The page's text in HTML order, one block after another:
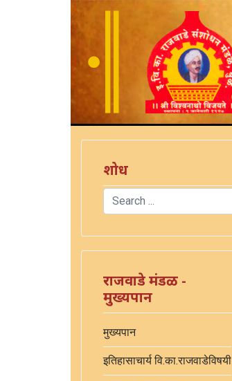
शोध
Search
राजवाडे मंडळ -
मुख्यपान
मुख्यपान
इतिहासाचार्य वि.का.राजवाडेविषयी